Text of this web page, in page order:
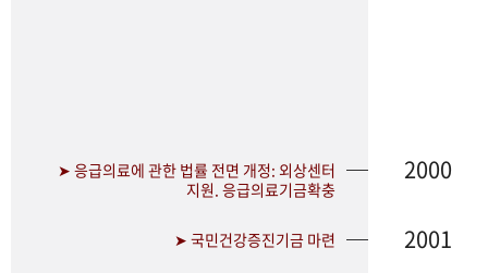
➤ 응급의료에 관한 법률 전면 개정: 외상센터
지원. 응급의료기금확충
2000
➤ 국민건강증진기금 마련 2001